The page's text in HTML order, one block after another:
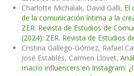
Charlotte Michalak, David Galli, El
de la comunicación íntima a la
ZER. Revista de Estudios de
(2024): ZER. Revista de Estudios
Cristina Gallego-Gómez, Rafael
José Establés, Carmen Llovet,
macro influencers en Instagram: